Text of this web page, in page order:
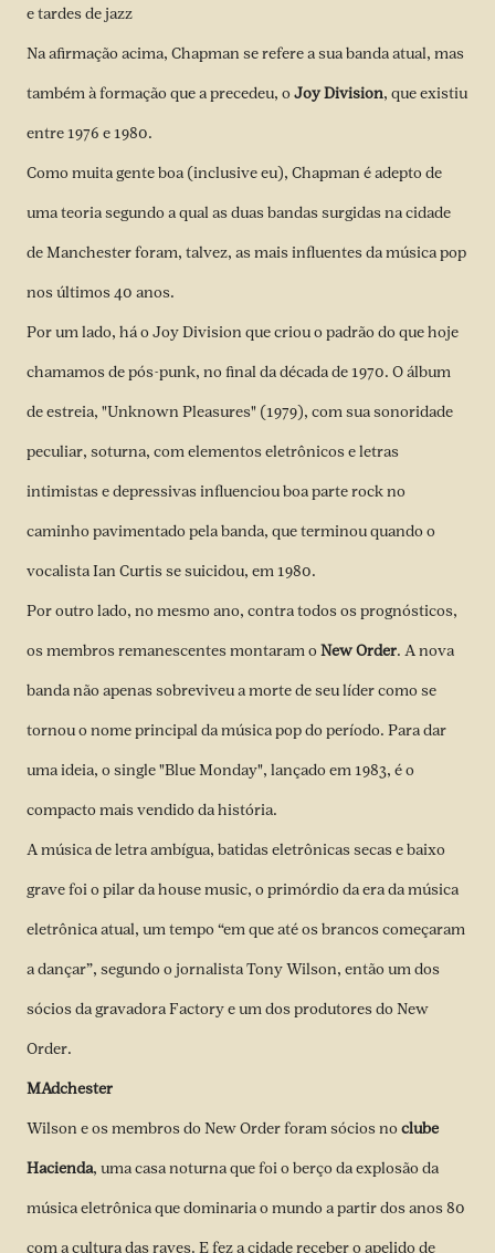
e tardes de jazz
Na afirmação acima, Chapman se refere a sua banda atual, mas
também à formação que a precedeu, oJoy Division, que existiu
entre 1976 e 1980.
Como muita gente boa (inclusive eu), Chapman é adepto de
uma teoria segundo a qual as duas bandas surgidas na cidade
de Manchester foram, talvez, as mais influentes da música pop
nos últimos 40 anos.
Por um lado, há o Joy Division que criou o padrão do que hoje
chamamos de pós-punk, no final da década de 1970. O álbum
de estreia, "Unknown Pleasures" (1979), com sua sonoridade
peculiar, soturna, com elementos eletrônicos e letras
intimistas e depressivas influenciou boa parte rock no
caminho pavimentado pela banda, que terminou quando o
vocalista Ian Curtis se suicidou, em 1980.
Por outro lado, no mesmo ano, contra todos os prognósticos,
os membros remanescentes montaram oNew Order. A nova
banda não apenas sobreviveu a morte de seu líder como se
tornou o nome principal da música pop do período. Para dar
uma ideia, o single "Blue Monday", lançado em 1983, é o
compacto mais vendido da história.
A música de letra ambígua, batidas eletrônicas secas e baixo
grave foi o pilar da house music, o primórdio da era da música
eletrônica atual, um tempo “em que até os brancos começaram
a dançar”, segundo o jornalista Tony Wilson, então um dos
sócios da gravadora Factory e um dos produtores do New
Order.
MAdchester
Wilson e os membros do New Order foram sócios noclube
Hacienda, uma casa noturna que foi o berço da explosão da
música eletrônica que dominaria o mundo a partir dos anos 80
com a cultura das raves. E fez a cidade receber o apelido de